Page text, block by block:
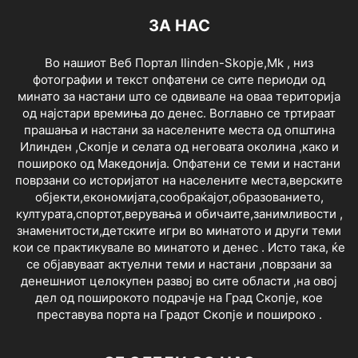
ЗА НАС
Во нашиот Веб Портал Ilinden-Skopje,Mk , низ
фотографии и текст опфатени се сите периоди од
минато за настани што се одвивале на оваа територија
од најстари времиња до денес. Воглавно се тртираат
прашања и настани за населените места од општина
Илинден ,Скопје и селата од неговата околина ,како и
пошироко од Македонија. Опфатени се теми и настани
поврзани со историјатот на населените места,верските
објекти,економијата,сообраќајот,образованието,
културата,спортот,верувања и обичаите,занимливости ,
знаменитости,детските игри во минатото и други теми
кои се практикувале во минатото и денес . Исто така, ќе
се објавуваат актуелни теми и настани ,поврзани за
денешниот целокупен развој во сите области ,на овој
дел од поширокото подрачје на Град Скопје, кое
преставува порта на Градот Скопје и пошироко .